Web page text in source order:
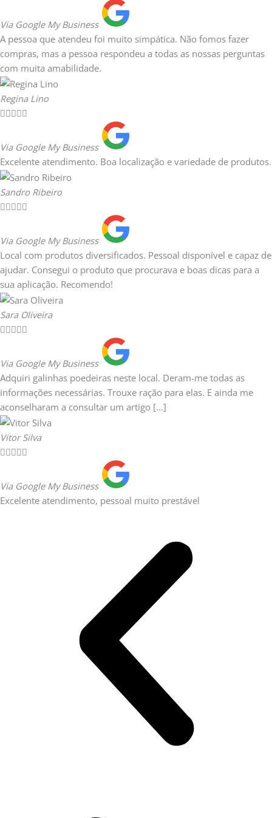
Via Google My Business
A pessoa que atendeu foi muito simpática. Não fomos fazer
compras, mas a pessoa respondeu a todas as nossas perguntas
com muita amabilidade.
Regina Lino

Via Google My Business
Excelente atendimento. Boa localização e variedade de produtos.
Sandro Ribeiro

Via Google My Business
Local com produtos diversificados. Pessoal disponível e capaz de
ajudar. Consegui o produto que procurava e boas dicas para a
sua aplicação. Recomendo!
Sara Oliveira

Via Google My Business
Adquiri galinhas poedeiras neste local. Deram-me todas as
informações necessárias. Trouxe ração para elas. E ainda me
aconselharam a consultar um artigo [...]
Vitor Silva

Via Google My Business
Excelente atendimento, pessoal muito prestável